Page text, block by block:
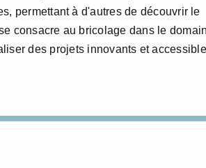
permettant à d'autres de découvrir le
consacre au bricolage dans le
des projets innovants et